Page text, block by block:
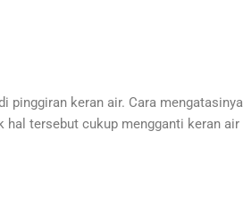
pinggiran keran air. Cara mengatasinya
hal tersebut cukup mengganti keran air